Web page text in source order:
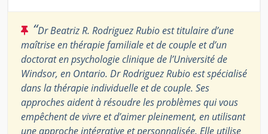
“Dr Beatriz R. Rodriguez Rubio est titulaire d’une
maîtrise en thérapie familiale et de couple et d’un
doctorat en psychologie clinique de l’Université de
Windsor, en Ontario. Dr Rodriguez Rubio est spécialisé
dans la thérapie individuelle et de couple. Ses
approches aident à résoudre les problèmes qui vous
empêchent de vivre et d’aimer pleinement, en utilisant
une approche intégrative et personnalisée. Elle utilise